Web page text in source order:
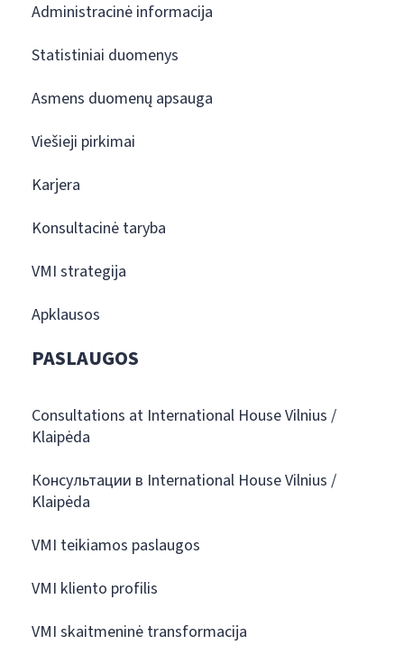
Administracinė informacija
Statistiniai duomenys
Asmens duomenų apsauga
Viešieji pirkimai
Karjera
Konsultacinė taryba
VMI strategija
Apklausos
PASLAUGOS
Consultations at International House Vilnius /
Klaipėda
Консультации в International House Vilnius /
Klaipėda
VMI teikiamos paslaugos
VMI kliento profilis
VMI skaitmeninė transformacija